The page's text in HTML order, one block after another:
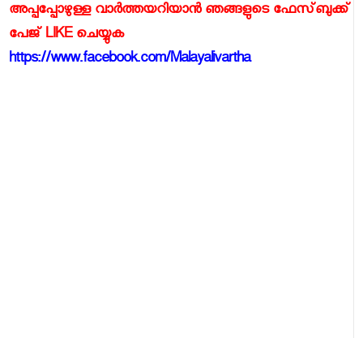
അപ്പപ്പോഴുള്ള വാര്‍ത്തയറിയാന്‍ ഞങ്ങളുടെ ഫേസ്‌ബുക്ക്‌
പേജ് LIKE ചെയ്യുക
https://www.facebook.com/Malayalivartha